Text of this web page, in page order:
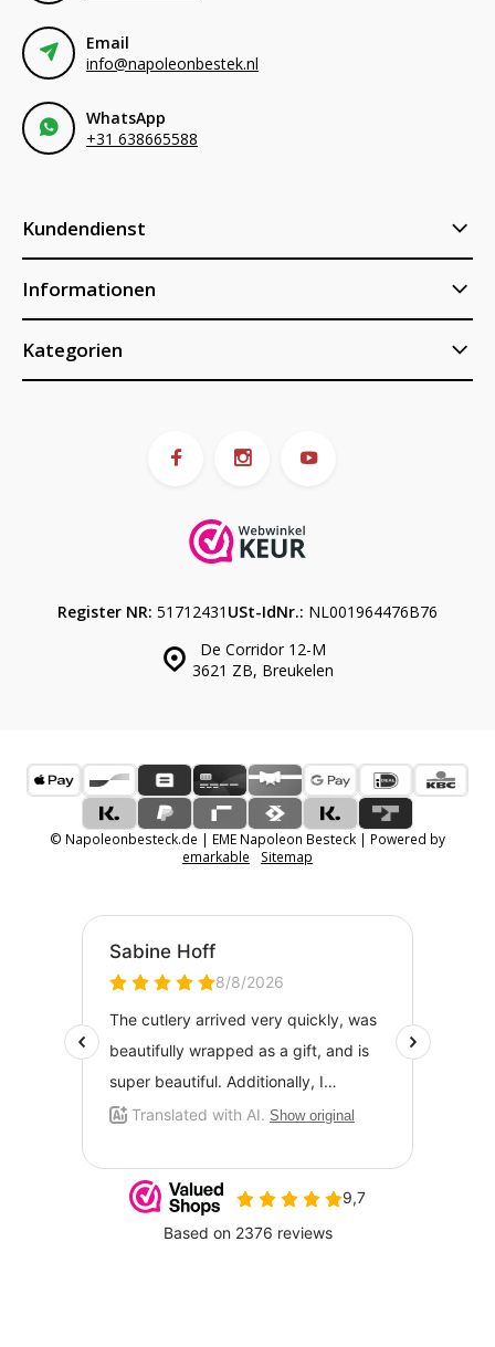
Email
info@napoleonbestek.nl
WhatsApp
+31 638665588
Kundendienst
Informationen
Kategorien
De Corridor 12-M
3621 ZB, Breukelen
Register NR: 51712431 USt-IdNr.: NL001964476B76
© Napoleonbesteck.de | EME Napoleon Besteck | Powered by
emarkable
Sitemap